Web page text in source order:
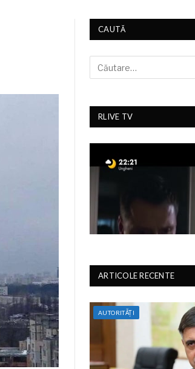
CAUTĂ
RLIVE TV
ARTICOLE RECENTE
AUTORITĂȚI